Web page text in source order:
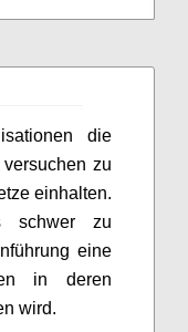
die
zu
einhalten.
schwer zu
eine
in deren
wird.